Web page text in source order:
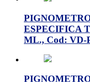
ESPECIFICA
ML., Cod: VD-